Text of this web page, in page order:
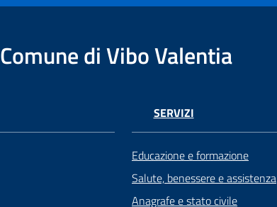
Comune di Vibo Valentia
SERVIZI
Educazione e formazione
Salute, benessere e assistenza
Anagrafe e stato civile